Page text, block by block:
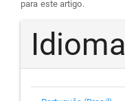
para este artigo.
Idioma